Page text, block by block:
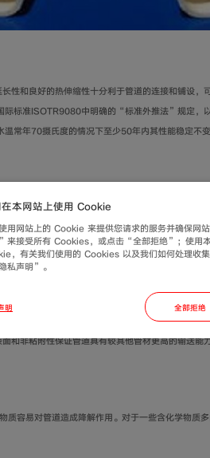
和良好的热伸缩性十分利于管道的连接和铺设，
际标准ISOTR9080中明确的“标准外推法”规定，
常年70摄氏度的情况下至少50年内其性能稳定不变
冻裂，管壁光滑、不结垢、噪音低、微生物不易
减少施工难度与施工时间。在管道铺设完成后可在
，降低建筑物的危险系数。
非粘附性保证管道具有较其他管材更高的输送能
容易对管道造成降解作用。对于一些含化学物质
本网站上使用 Cookie
用网站上的 Cookie 来提供您请求的服务并确保网
来接受所有 Cookies，或点击“全部拒绝”；使用
，有关我们使用的 Cookies 以及我们如何处理收
私声明”。
明 全部拒绝